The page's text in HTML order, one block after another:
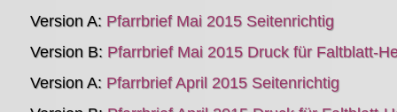
Version A: Pfarrbrief Mai 2015 Seitenrichtig
Version B: Pfarrbrief Mai 2015 Druck für Faltblatt-
Version A: Pfarrbrief April 2015 Seitenrichtig